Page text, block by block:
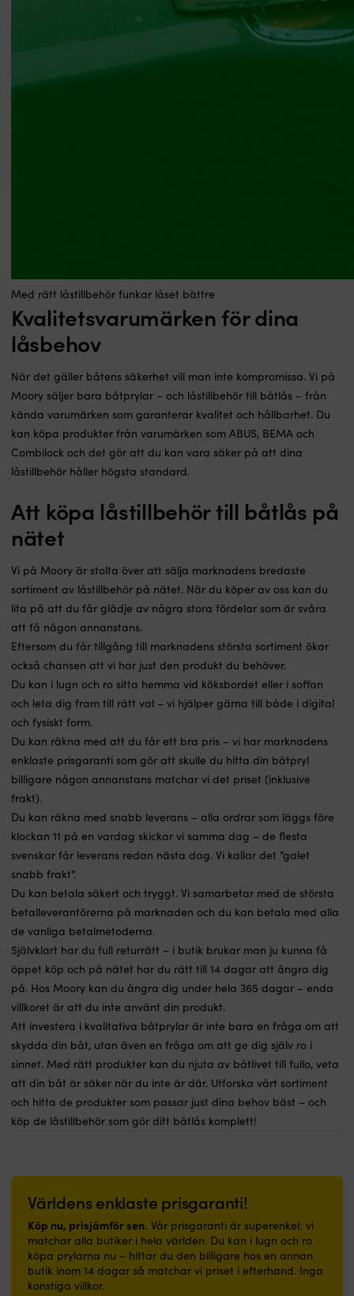
Med rätt låstillbehör funkar låset bättre
Kvalitetsvarumärken för dina
låsbehov
När det gäller båtens säkerhet vill man inte kompromissa. Vi på
Moory säljer bara båtprylar – och låstillbehör till båtlås – från
kända varumärken som garanterar kvalitet och hållbarhet. Du
kan köpa produkter från varumärken som ABUS, BEMA och
Combilock och det gör att du kan vara säker på att dina
låstillbehör håller högsta standard.
Att köpa låstillbehör till båtlås på
nätet
Vi på Moory är stolta över att sälja marknadens bredaste
sortiment av låstillbehör på nätet. När du köper av oss kan du
lita på att du får glädje av några stora fördelar som är svåra
att få någon annanstans.
Eftersom du får tillgång till marknadens största sortiment ökar
också chansen att vi har just den produkt du behöver.
Du kan i lugn och ro sitta hemma vid köksbordet eller i soffan
och leta dig fram till rätt val – vi hjälper gärna till både i digital
och fysiskt form.
Du kan räkna med att du får ett bra pris – vi har marknadens
enklaste prisgaranti som gör att skulle du hitta din båtpryl
billigare någon annanstans matchar vi det priset (inklusive
frakt).
Du kan räkna med snabb leverans – alla ordrar som läggs före
klockan 11 på en vardag skickar vi samma dag – de flesta
svenskar får leverans redan nästa dag. Vi kallar det ”galet
snabb frakt”.
Du kan betala säkert och tryggt. Vi samarbetar med de största
betalleverantörerna på marknaden och du kan betala med alla
de vanliga betalmetoderna.
Självklart har du full returrätt – i butik brukar man ju kunna få
öppet köp och på nätet har du rätt till 14 dagar att ångra dig
på. Hos Moory kan du ångra dig under hela 365 dagar – enda
villkoret är att du inte använt din produkt.
Att investera i kvalitativa båtprylar är inte bara en fråga om att
skydda din båt, utan även en fråga om att ge dig själv ro i
sinnet. Med rätt produkter kan du njuta av båtlivet till fullo, veta
att din båt är säker när du inte är där. Utforska vårt sortiment
och hitta de produkter som passar just dina behov bäst – och
köp de låstillbehör som gör ditt båtlås komplett!
Världens enklaste prisgaranti!
Köp nu, prisjämför sen. Vår prisgaranti är superenkel: vi
matchar alla butiker i hela världen. Du kan i lugn och ro
köpa prylarna nu – hittar du den billigare hos en annan
butik inom 14 dagar så matchar vi priset i efterhand. Inga
konstiga villkor.